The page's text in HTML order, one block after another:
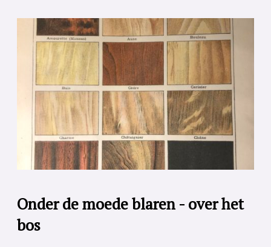
Onder de moede blaren - over het
bos